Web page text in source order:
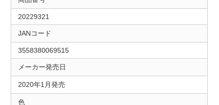
20229321
JANコード
3558380069515
メーカー発売日
2020年1月発売
色